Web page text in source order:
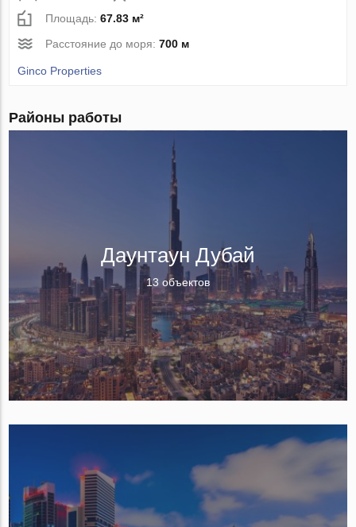
Площадь:67.83 м²
Расстояние до моря:700 м
Ginco Properties
Районы работы
Даунтаун Дубай
13 объектов